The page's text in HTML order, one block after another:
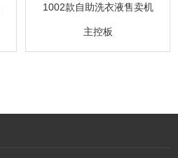
1002款自助洗衣液售卖机
主控板